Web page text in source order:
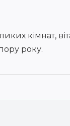
кімнат,
року.